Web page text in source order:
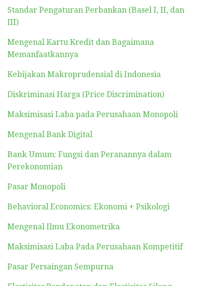
Standar Pengaturan Perbankan (Basel I, II, dan
III)
Mengenal Kartu Kredit dan Bagaimana
Memanfaatkannya
Kebijakan Makroprudensial di Indonesia
Diskriminasi Harga (Price Discrimination)
Maksimisasi Laba pada Perusahaan Monopoli
Mengenal Bank Digital
Bank Umum: Fungsi dan Peranannya dalam
Perekonomian
Pasar Monopoli
Behavioral Economics: Ekonomi + Psikologi
Mengenal Ilmu Ekonometrika
Maksimisasi Laba Pada Perusahaan Kompetitif
Pasar Persaingan Sempurna